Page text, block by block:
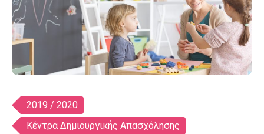
Ετικέτες
2019 / 2020
Κέντρα Δημιουργικής Απασχόλησης